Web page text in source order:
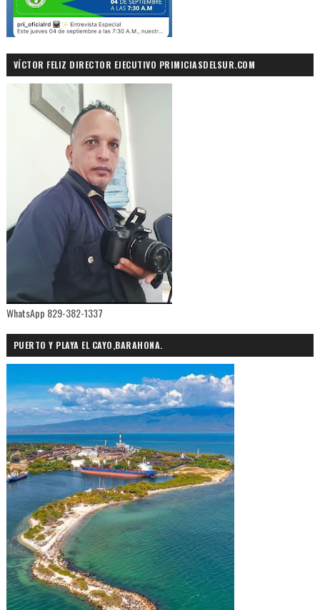
VÍCTOR FELIZ DIRECTOR EJECUTIVO PRIMICIASDELSUR.COM
WhatsApp 829-382-1337
PUERTO Y PLAYA EL CAYO,BARAHONA.